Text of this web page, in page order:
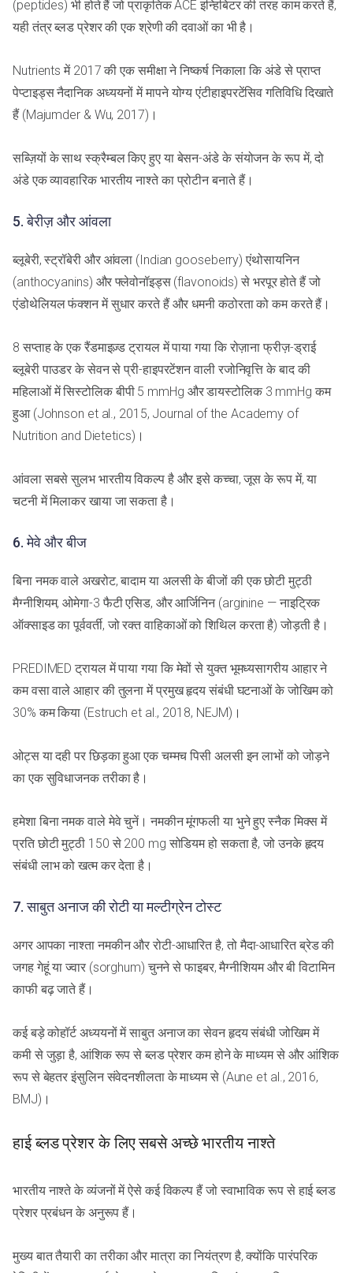
(peptides) भी होते हैं जो प्राकृतिक ACE इन्हिबिटर की तरह काम करते हैं,
यही तंत्र ब्लड प्रेशर की एक श्रेणी की दवाओं का भी है।
Nutrients में 2017 की एक समीक्षा ने निष्कर्ष निकाला कि अंडे से प्राप्त
पेप्टाइड्स नैदानिक अध्ययनों में मापने योग्य एंटीहाइपरटेंसिव गतिविधि दिखाते
हैं (Majumder & Wu, 2017)।
सब्ज़ियों के साथ स्क्रैम्बल किए हुए या बेसन-अंडे के संयोजन के रूप में, दो
अंडे एक व्यावहारिक भारतीय नाश्ते का प्रोटीन बनाते हैं।
5. बेरीज़ और आंवला
ब्लूबेरी, स्ट्रॉबेरी और आंवला (Indian gooseberry) एंथोसायनिन
(anthocyanins) और फ्लेवोनॉइड्स (flavonoids) से भरपूर होते हैं जो
एंडोथेलियल फंक्शन में सुधार करते हैं और धमनी कठोरता को कम करते हैं।
8 सप्ताह के एक रैंडमाइज़्ड ट्रायल में पाया गया कि रोज़ाना फ्रीज़-ड्राई
ब्लूबेरी पाउडर के सेवन से प्री-हाइपरटेंशन वाली रजोनिवृत्ति के बाद की
महिलाओं में सिस्टोलिक बीपी 5 mmHg और डायस्टोलिक 3 mmHg कम
हुआ (Johnson et al., 2015, Journal of the Academy of
Nutrition and Dietetics)।
आंवला सबसे सुलभ भारतीय विकल्प है और इसे कच्चा, जूस के रूप में, या
चटनी में मिलाकर खाया जा सकता है।
6. मेवे और बीज
बिना नमक वाले अखरोट, बादाम या अलसी के बीजों की एक छोटी मुट्ठी
मैग्नीशियम, ओमेगा-3 फैटी एसिड, और आर्जिनिन (arginine — नाइट्रिक
ऑक्साइड का पूर्ववर्ती, जो रक्त वाहिकाओं को शिथिल करता है) जोड़ती है।
PREDIMED ट्रायल में पाया गया कि मेवों से युक्त भूमध्यसागरीय आहार ने
कम वसा वाले आहार की तुलना में प्रमुख हृदय संबंधी घटनाओं के जोखिम को
30% कम किया (Estruch et al., 2018, NEJM)।
ओट्स या दही पर छिड़का हुआ एक चम्मच पिसी अलसी इन लाभों को जोड़ने
का एक सुविधाजनक तरीका है।
हमेशा बिना नमक वाले मेवे चुनें। नमकीन मूंगफली या भुने हुए स्नैक मिक्स में
प्रति छोटी मुट्ठी 150 से 200 mg सोडियम हो सकता है, जो उनके हृदय
संबंधी लाभ को खत्म कर देता है।
7. साबुत अनाज की रोटी या मल्टीग्रेन टोस्ट
अगर आपका नाश्ता नमकीन और रोटी-आधारित है, तो मैदा-आधारित ब्रेड की
जगह गेहूं या ज्वार (sorghum) चुनने से फाइबर, मैग्नीशियम और बी विटामिन
काफी बढ़ जाते हैं।
कई बड़े कोहॉर्ट अध्ययनों में साबुत अनाज का सेवन हृदय संबंधी जोखिम में
कमी से जुड़ा है, आंशिक रूप से ब्लड प्रेशर कम होने के माध्यम से और आंशिक
रूप से बेहतर इंसुलिन संवेदनशीलता के माध्यम से (Aune et al., 2016,
BMJ)।
हाई ब्लड प्रेशर के लिए सबसे अच्छे भारतीय नाश्ते
भारतीय नाश्ते के व्यंजनों में ऐसे कई विकल्प हैं जो स्वाभाविक रूप से हाई ब्लड
प्रेशर प्रबंधन के अनुरूप हैं।
मुख्य बात तैयारी का तरीका और मात्रा का नियंत्रण है, क्योंकि पारंपरिक